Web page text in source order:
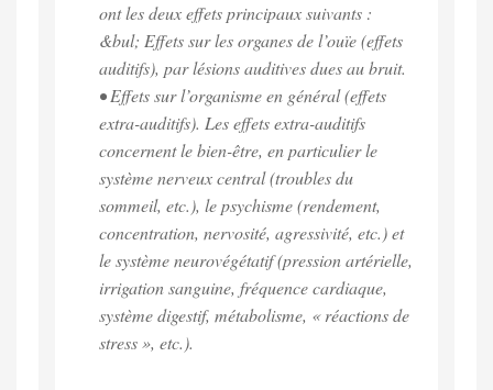
ont les deux effets principaux suivants :
&bul; Effets sur les organes de l’ouïe (effets
auditifs), par lésions auditives dues au bruit.
• Effets sur l’organisme en général (effets
extra-auditifs). Les effets extra-auditifs
concernent le bien-être, en particulier le
système nerveux central (troubles du
sommeil, etc.), le psychisme (rendement,
concentration, nervosité, agressivité, etc.) et
le système neurovégétatif (pression artérielle,
irrigation sanguine, fréquence cardiaque,
système digestif, métabolisme, « réactions de
stress », etc.).